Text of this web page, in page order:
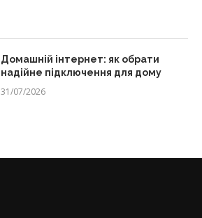
Домашній інтернет: як обрати
надійне підключення для дому
31/07/2026